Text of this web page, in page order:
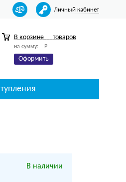
Личный кабинет
В корзине товаров
на сумму: Р
Оформить
В наличии